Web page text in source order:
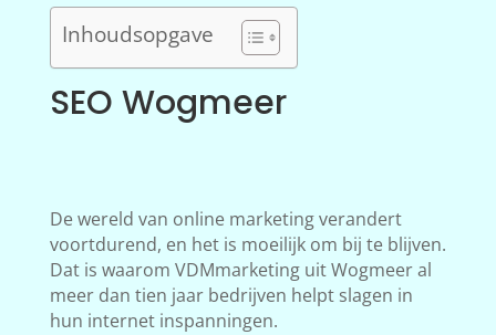
Inhoudsopgave
SEO Wogmeer
De wereld van online marketing verandert
voortdurend, en het is moeilijk om bij te blijven.
Dat is waarom VDMmarketing uit Wogmeer al
meer dan tien jaar bedrijven helpt slagen in
hun internet inspanningen.